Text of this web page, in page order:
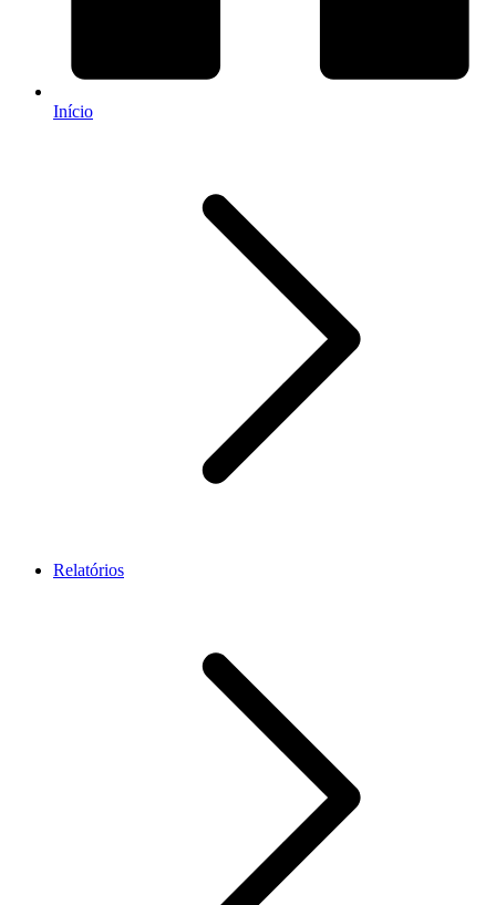
Início
Relatórios